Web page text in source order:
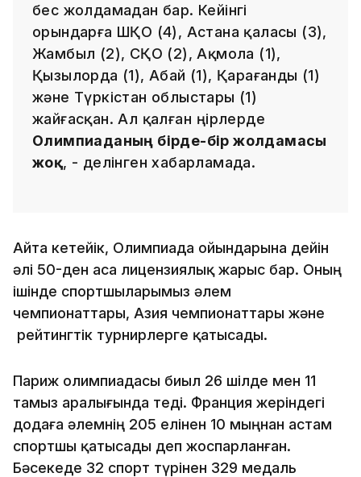
бес жолдамадан бар. Кейінгі
орындарға ШҚО (4), Астана қаласы (3),
Жамбыл (2), СҚО (2), Ақмола (1),
Қызылорда (1), Абай (1), Қарағанды (1)
және Түркістан облыстары (1)
жайғасқан. Ал қалған өңірлерде
Олимпиаданың бірде-бір жолдамасы
жоқ, - делінген хабарламада.
Айта кетейік, Олимпиада ойындарына дейін
әлі 50-ден аса лицензиялық жарыс бар. Оның
ішінде спортшыларымыз әлем
чемпионаттары, Азия чемпионаттары және
рейтингтік турнирлерге қатысады.
Париж олимпиадасы биыл 26 шілде мен 11
тамыз аралығында өтеді. Франция жеріндегі
додаға әлемнің 205 елінен 10 мыңнан астам
спортшы қатысады деп жоспарланған.
Бәсекеде 32 спорт түрінен 329 медаль